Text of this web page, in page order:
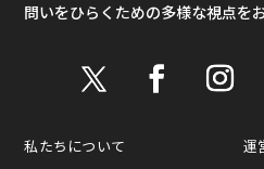
問いをひらくための多様な視点を
私たちについて 運